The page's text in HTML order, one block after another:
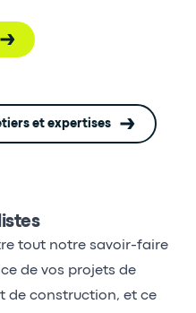
et expertises
tout notre savoir-faire
de vos projets de
de construction, et ce